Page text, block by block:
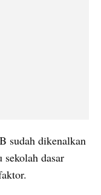
sudah dikenalkan
dasar